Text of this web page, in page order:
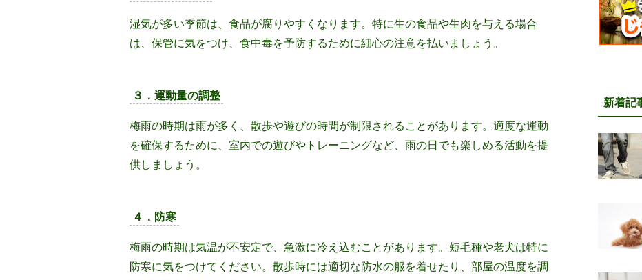
湿気が多い季節は、食品が腐りやすくなります。特に生の食品や生肉を与える場合
は、保管に気をつけ、食中毒を予防するために細心の注意を払いましょう。
３．運動量の調整
梅雨の時期は雨が多く、散歩や遊びの時間が制限されることがあります。適度な運動
を確保するために、室内での遊びやトレーニングなど、雨の日でも楽しめる活動を提
供しましょう。
４．防寒
梅雨の時期は気温が不安定で、急激に冷え込むことがあります。短毛種や老犬は特に
防寒に気をつけてください。散歩時には適切な防水の服を着せたり、部屋の温度を調
新着記